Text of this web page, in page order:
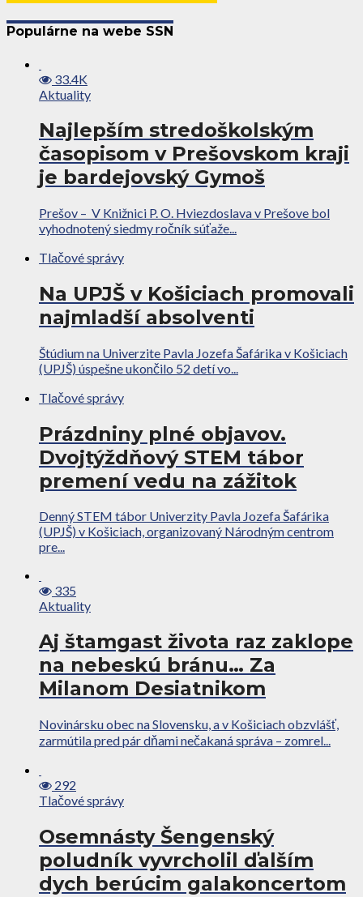
Populárne na webe SSN
33.4K
Aktuality
Najlepším stredoškolským
časopisom v Prešovskom kraji
je bardejovský Gymoš
Prešov – V Knižnici P. O. Hviezdoslava v Prešove bol
vyhodnotený siedmy ročník súťaže...
Tlačové správy
Na UPJŠ v Košiciach promovali
najmladší absolventi
Štúdium na Univerzite Pavla Jozefa Šafárika v Košiciach
(UPJŠ) úspešne ukončilo 52 detí vo...
Tlačové správy
Prázdniny plné objavov.
Dvojtýždňový STEM tábor
premení vedu na zážitok
Denný STEM tábor Univerzity Pavla Jozefa Šafárika
(UPJŠ) v Košiciach, organizovaný Národným centrom
pre...
335
Aktuality
Aj štamgast života raz zaklope
na nebeskú bránu… Za
Milanom Desiatnikom
Novinársku obec na Slovensku, a v Košiciach obzvlášť,
zarmútila pred pár dňami nečakaná správa – zomrel...
292
Tlačové správy
Osemnásty Šengenský
poludník vyvrcholil ďalším
dych berúcim galakoncertom